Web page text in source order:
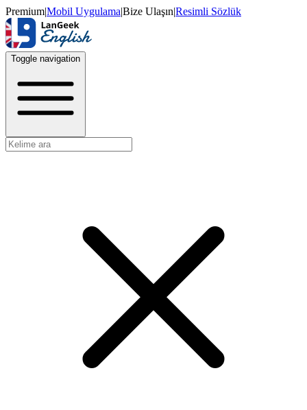
Premium|Mobil Uygulama|Bize Ulaşın|Resimli Sözlük
Toggle navigation